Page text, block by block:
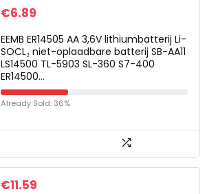
€6.89
EEMB ER14505 AA 3,6V lithiumbatterij Li-
SOCL₂ niet-oplaadbare batterij SB-AA11
LS14500 TL-5903 SL-360 S7-400
ER14500…
Already Sold: 36%
€11.59